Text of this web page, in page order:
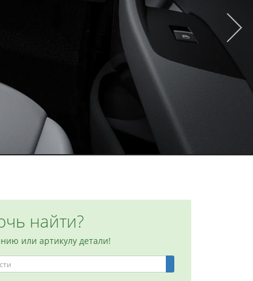
найти?
или артикулу детали!